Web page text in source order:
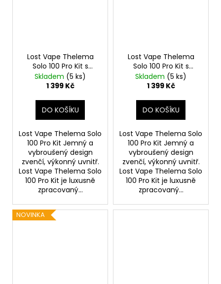
Lost Vape Thelema
Solo 100 Pro Kit s
Centaurus Sub Ohm
Tank V2 (Pink Python)
Skladem (5 ks)
1 399 Kč
DO KOŠÍKU
Lost Vape Thelema Solo
100 Pro Kit Jemný a
vybroušený design
zvenčí, výkonný uvnitř.
Lost Vape Thelema Solo
100 Pro Kit je luxusně
zpracovaný...
Lost Vape Thelema
Solo 100 Pro Kit s
Centaurus Sub Ohm
Tank V2 (Lotus Lilac)
Skladem (5 ks)
1 399 Kč
DO KOŠÍKU
Lost Vape Thelema Solo
100 Pro Kit Jemný a
vybroušený design
zvenčí, výkonný uvnitř.
Lost Vape Thelema Solo
100 Pro Kit je luxusně
zpracovaný...
NOVINKA